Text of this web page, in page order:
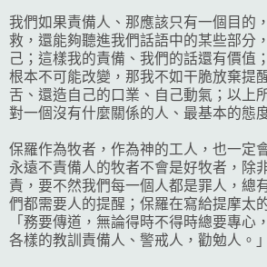
我們如果責備人、那應該只有一個目的
救，還能夠聽進我們話語中的某些部分
己；這樣我的責備、我們的話還有價值
根本不可能改變，那我不如干脆放棄提
舌、還造自己的口業、自己動氣；以上
對一個沒有什麼關係的人、最基本的態
保羅作為牧者，作為神的工人，也一定
永遠不責備人的牧者不會是好牧者，除
責，要不然我們每一個人都是罪人，總
們都需要人的提醒；保羅在寫給提摩太
「務要傳道，無論得時不得時總要專心
各樣的教訓責備人、警戒人，勸勉人。」